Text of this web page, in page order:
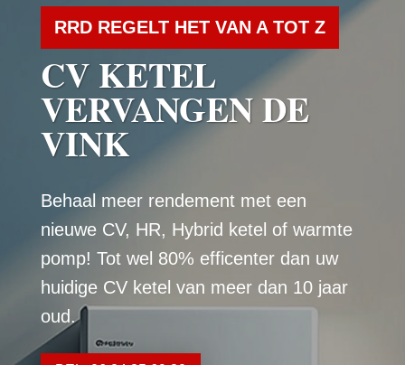
RRD REGELT HET VAN A TOT Z
CV KETEL
VERVANGEN DE
VINK
Behaal meer rendement met een
nieuwe CV, HR, Hybrid ketel of warmte
pomp! Tot wel 80% efficenter dan uw
huidige CV ketel van meer dan 10 jaar
oud.